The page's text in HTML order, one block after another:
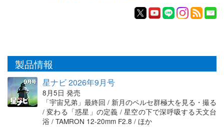
製品情報
星ナビ 2026年9月号
8月5日 発売
「宇宙兄弟」最終回 / 新月のペルセ群極大を見る・撮る
/ 変わる「惑星」の定義 / 星空の下で深呼吸する天文台
浴 / TAMRON 12-20mm F2.8 / ほか